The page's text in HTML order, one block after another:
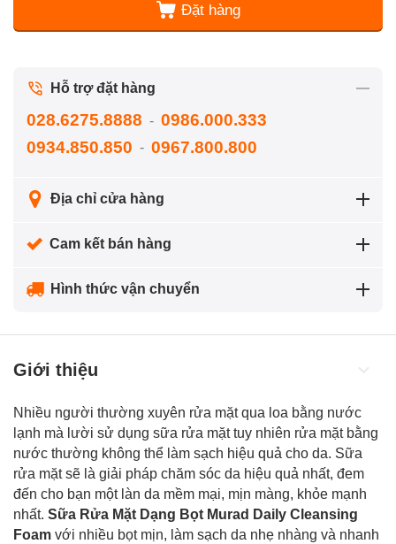
Đặt hàng
Hỗ trợ đặt hàng
028.6275.8888 - 0986.000.333
0934.850.850 - 0967.800.800
Địa chỉ cửa hàng
Cam kết bán hàng
Hình thức vận chuyển
Giới thiệu
Nhiều người thường xuyên rửa mặt qua loa bằng nước
lạnh mà lười sử dụng sữa rửa mặt tuy nhiên rửa mặt bằng
nước thường không thể làm sạch hiệu quả cho da. Sữa
rửa mặt sẽ là giải pháp chăm sóc da hiệu quả nhất, đem
đến cho bạn một làn da mềm mại, mịn màng, khỏe mạnh
nhất. Sữa Rửa Mặt Dạng Bọt Murad Daily Cleansing
Foam với nhiều bọt mịn, làm sạch da nhẹ nhàng và nhanh